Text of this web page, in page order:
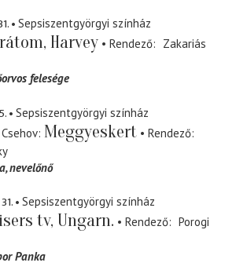
Sepsiszentgyörgyi színház
Harvey Rendező
Zakariás
felesége
Sepsiszentgyörgyi színház
Meggyeskert
Rendező
nevelőnő
Sepsiszentgyörgyi színház
tv, Ungarn. Rendező
Porogi
Panka